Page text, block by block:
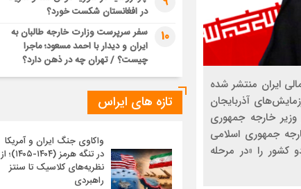
ايران منتشر شده
آذربايجان
خارجه جمهوري
جمهوري اسلامي
كشور را «در مرحله
در افغانستان شکست خورد؟
10
سفر سرپرست وزارت خارجه طالبان به
ایران و دیدار با احمد مسعود؛ ماجرا
چیست؟ / تهران چه در ذهن دارد؟
تازه های ایراس
واکاوی جنگ ایران و آمریکا
در تنگه هرمز (۱۴۰۴-۱۴۰۵)؛ از
نظریه‌های کلاسیک تا سنتز
راهبردی